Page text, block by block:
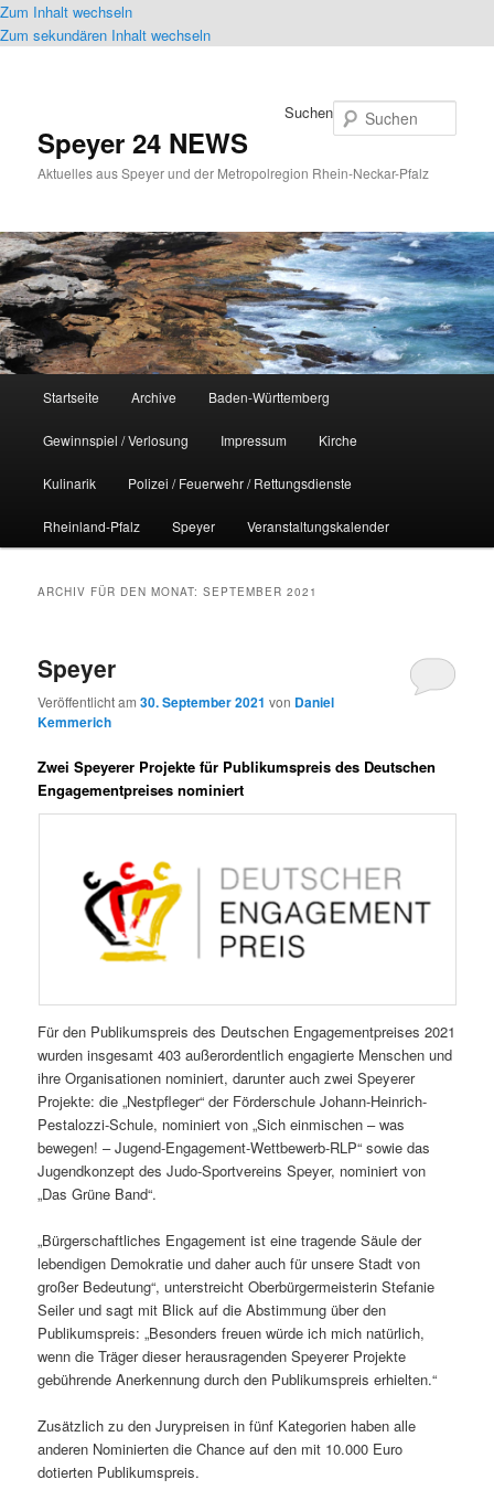
Zum Inhalt wechseln
Zum sekundären Inhalt wechseln
Speyer 24 NEWS
Aktuelles aus Speyer und der Metropolregion Rhein-Neckar-Pfalz
Suchen
Startseite Archive Baden-Württemberg
Gewinnspiel / Verlosung Impressum Kirche
Kulinarik Polizei / Feuerwehr / Rettungsdienste
Rheinland-Pfalz Speyer Veranstaltungskalender
ARCHIV FÜR DEN MONAT:SEPTEMBER 2021
Speyer
Veröffentlicht am30. September 2021 von Daniel
Kemmerich
Zwei Speyerer Projekte für Publikumspreis des Deutschen
Engagementpreises nominiert
Für den Publikumspreis des Deutschen Engagementpreises 2021
wurden insgesamt 403 außerordentlich engagierte Menschen und
ihre Organisationen nominiert, darunter auch zwei Speyerer
Projekte: die „Nestpfleger“ der Förderschule Johann-Heinrich-
Pestalozzi-Schule, nominiert von „Sich einmischen – was
bewegen! – Jugend-Engagement-Wettbewerb-RLP“ sowie das
Jugendkonzept des Judo-Sportvereins Speyer, nominiert von
„Das Grüne Band“.
„Bürgerschaftliches Engagement ist eine tragende Säule der
lebendigen Demokratie und daher auch für unsere Stadt von
großer Bedeutung“, unterstreicht Oberbürgermeisterin Stefanie
Seiler und sagt mit Blick auf die Abstimmung über den
Publikumspreis: „Besonders freuen würde ich mich natürlich,
wenn die Träger dieser herausragenden Speyerer Projekte
gebührende Anerkennung durch den Publikumspreis erhielten.“
Zusätzlich zu den Jurypreisen in fünf Kategorien haben alle
anderen Nominierten die Chance auf den mit 10.000 Euro
dotierten Publikumspreis.